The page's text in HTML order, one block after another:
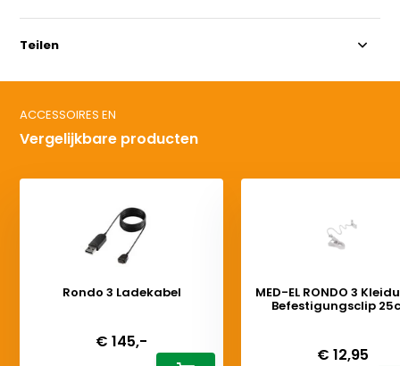
Teilen
ACCESSOIRES EN
Vergelijkbare producten
Rondo 3 Ladekabel
€ 145,-
MED-EL RONDO 3
Befestigungsclip
€ 12,95